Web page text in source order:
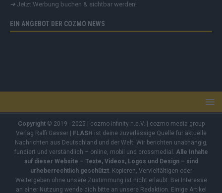
➔ Jetzt Werbung buchen & sichtbar werden!
EIN ANGEBOT DER COZMO NEWS
Copyright© 2019 - 2025 | cozmo infinity n.e.V. | cozmo media group
Verlag Raffi Gasser |
FLASH ist deine zuverlässige Quelle für aktuelle
Nachrichten aus Deutschland und der Welt. Wir berichten unabhängig,
fundiert und verständlich – online, mobil und crossmedial. Alle Inhalte
auf dieser Website – Texte, Videos, Logos und Design – sind
urheberrechtlich geschützt. Kopieren, Vervielfältigen oder
Weitergeben ohne unsere Zustimmung ist nicht erlaubt. Bei Interesse
an einer Nutzung wende dich bitte an unsere Redaktion. Einige Artikel